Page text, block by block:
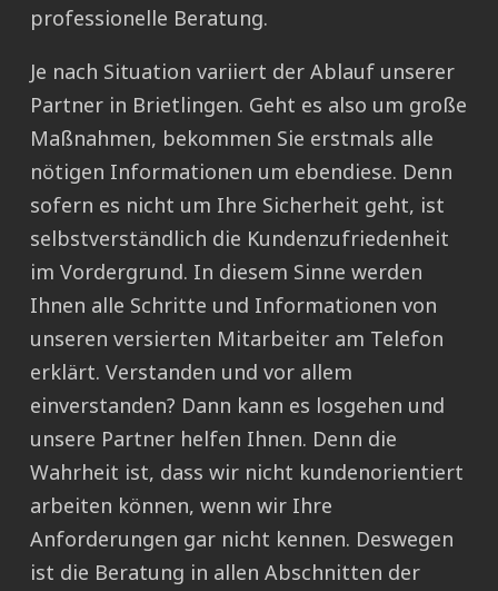
professionelle Beratung.
Je nach Situation variiert der Ablauf unserer
Partner in Brietlingen. Geht es also um große
Maßnahmen, bekommen Sie erstmals alle
nötigen Informationen um ebendiese. Denn
sofern es nicht um Ihre Sicherheit geht, ist
selbstverständlich die Kundenzufriedenheit
im Vordergrund. In diesem Sinne werden
Ihnen alle Schritte und Informationen von
unseren versierten Mitarbeiter am Telefon
erklärt. Verstanden und vor allem
einverstanden? Dann kann es losgehen und
unsere Partner helfen Ihnen. Denn die
Wahrheit ist, dass wir nicht kundenorientiert
arbeiten können, wenn wir Ihre
Anforderungen gar nicht kennen. Deswegen
ist die Beratung in allen Abschnitten der